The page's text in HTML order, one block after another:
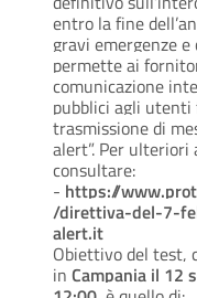
entro la fine
gravi emergenze
permette ai
comunicazione
pubblici agli
trasmissione di
alert”. Per ulteriori
consultare:
- https://
/direttiva-del-7-
alert.it
Obiettivo del test,
in Campania il 12